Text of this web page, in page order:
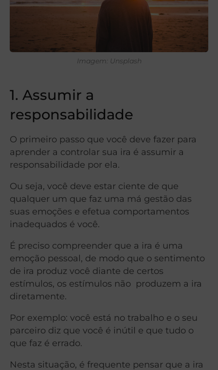
Imagem: Unsplash
1. Assumir a
responsabilidade
O primeiro passo que você deve fazer para
aprender a controlar sua ira é assumir a
responsabilidade por ela.
Ou seja, você deve estar ciente de que
qualquer um que faz uma má gestão das
suas emoções e efetua comportamentos
inadequados é você.
É preciso compreender que a ira é uma
emoção pessoal, de modo que o sentimento
de ira produz você diante de certos
estímulos, os estímulos não produzem a ira
diretamente.
Por exemplo: você está no trabalho e o seu
parceiro diz que você é inútil e que tudo o
que faz é errado.
Nesta situação, é frequente pensar que a ira